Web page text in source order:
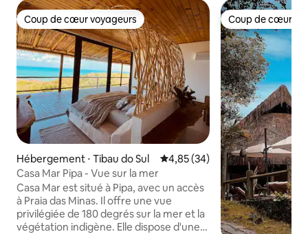
Coup de cœur voyageurs
Coup de cœur voyageurs
Hébergement ⋅ Tibau do Sul Évaluation moyenne sur la
4,85 (34)
Casa Mar Pipa - Vue sur la mer
Casa Mar est situé à Pipa, avec un accès
à Praia das Minas. Il offre une vue
privilégiée de 180 degrés sur la mer et la
végétation indigène. Elle dispose d'une
Coup de cœur
Coup de cœur